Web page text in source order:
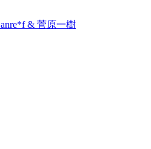
anre*f & 菅原一樹